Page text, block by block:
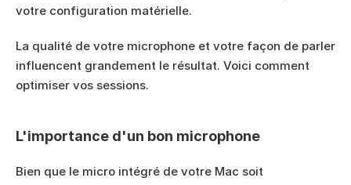
votre configuration matérielle.
La qualité de votre microphone et votre façon de parler
influencent grandement le résultat. Voici comment
optimiser vos sessions.
L'importance d'un bon microphone
Bien que le micro intégré de votre Mac soit